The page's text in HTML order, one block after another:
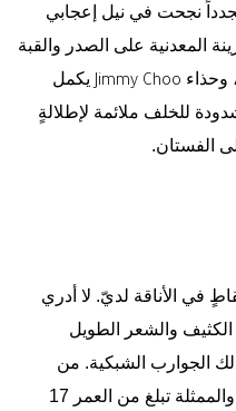
نجحت في نيل إعجابي
المعدنية على الصدر والقبة
وحذاء Jimmy Choo يكمل
للخلف ملائمة لإطلالةٍ
الفستان.
في الأناقة لديّ. لا أدري
الكثيف والشعر الطويل
الجوارب الشبكية. من
المستحيل التصديق أن هذه المغنية والممثلة تبلغ من العمر 17